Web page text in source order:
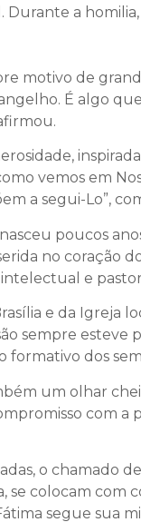
a
motivo de
É algo
vemos em
a segui-Lo”,
poucos
no coração
e
e da Igreja
sempre
formativo dos
um olhar
com a
o chamado
colocam com
segue sua